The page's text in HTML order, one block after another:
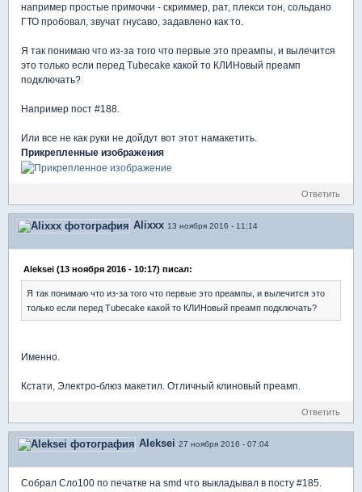
например простые примочки - скриммер, рат, плекси тон, сольдано
ГТО пробовал, звучат гнусаво, задавлено как то.
Я так понимаю что из-за того что первые это преампы, и вылечится
это только если перед Tubecake какой то КЛИНовый преамп
подключать?
Например пост #188.
Или все не как руки не дойдут вот этот намакетить.
Прикрепленные изображения
Ответить
Alixxx 13 ноября 2016 - 11:14
Aleksei (13 ноября 2016 - 10:17) писал:
Я так понимаю что из-за того что первые это преампы, и вылечится это
только если перед Tubecake какой то КЛИНовый преамп подключать?
Именно.
Кстати, Электро-блюз макетил. Отличный клиновый преамп.
Ответить
Aleksei 27 ноября 2016 - 07:04
Собрал Сло100 по печатке на smd что выкладывал в посту #185.